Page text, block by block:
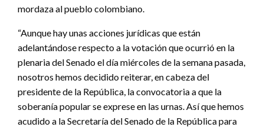
mordaza al pueblo colombiano.
“Aunque hay unas acciones jurídicas que están
adelantándose respecto a la votación que ocurrió en la
plenaria del Senado el día miércoles de la semana pasada,
nosotros hemos decidido reiterar, en cabeza del
presidente de la República, la convocatoria a que la
soberanía popular se exprese en las urnas. Así que hemos
acudido a la Secretaría del Senado de la República para